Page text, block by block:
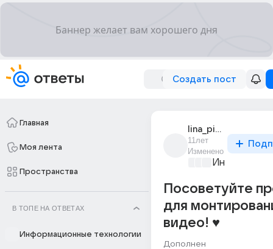
Создать пост
Главная
Моя лента
Пространства
В ТОПЕ НА ОТВЕТАХ
Информационные технологии
lina_pimenova_1
11лет
Изменено
Посоветуйте
для
видео! ♥
Дополнен